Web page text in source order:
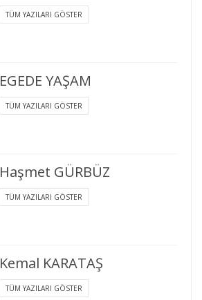
TÜM YAZILARI GÖSTER
EGEDE YAŞAM
TÜM YAZILARI GÖSTER
Haşmet GÜRBÜZ
TÜM YAZILARI GÖSTER
Kemal KARATAŞ
TÜM YAZILARI GÖSTER